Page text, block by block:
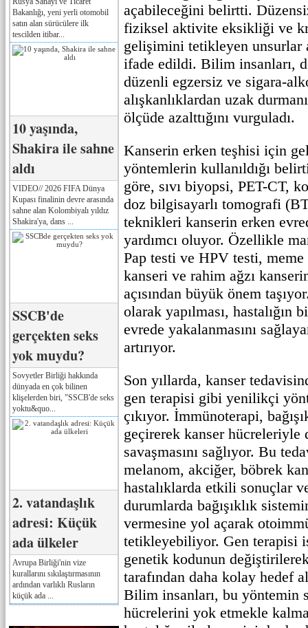
Bakanlığı, yeni yerli otomobil
satın alan sürücülere ilk
tescilden itibar...
10 yaşında,
Shakira ile sahne
aldı
VIDEO// 2026 FIFA Dünya
Kupası finalinin devre arasında
sahne alan Kolombiyalı yıldız
Shakira'ya, dans ...
SSCB'de
gerçekten seks
yok muydu?
Sovyetler Birliği hakkında
dünyada en çok bilinen
klişelerden biri, "SSCB'de seks
yoktu&quo...
2. vatandaşlık
adresi: Küçük
ada ülkeler
Avrupa Birliği'nin vize
kurallarını sıkılaştırmasının
ardından varlıklı Rusların
küçük ada ...
açabileceğini belirtti.
fiziksel aktivite eksikliği ve
gelişimini tetikleyen unsurlar
ifade edildi. Bilim insanları,
düzenli egzersiz ve sigara-
alışkanlıklardan uzak
ölçüde azalttığını vurguladı.
Kanserin erken teşhisi için
yöntemlerin kullanıldığı
göre, sıvı biyopsi, PET-CT,
doz bilgisayarlı tomografi
teknikleri kanserin erken
yardımcı oluyor. Özellikle
Pap testi ve HPV testi, meme
kanseri ve rahim ağzı
açısından büyük önem
olarak yapılması, hastalığın
evrede yakalanmasını
artırıyor.
Son yıllarda, kanser
gen terapisi gibi yenilikçi
çıkıyor. İmmünoterapi,
geçirerek kanser
savaşmasını sağlıyor. Bu
melanom, akciğer, böbrek
hastalıklarda etkili sonuçlar
durumlarda bağışıklık
vermesine yol açarak
tetikleyebiliyor. Gen terapisi
genetik kodunun
tarafından daha kolay hedef
Bilim insanları, bu yöntemin
hücrelerini yok etmekle